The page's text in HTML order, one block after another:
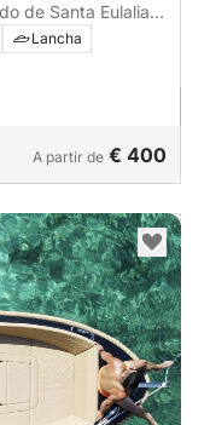
de Santa Eulalia
de lancha.
Lancha
A partir de € 400